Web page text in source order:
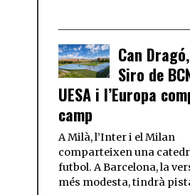
Can
Siro de
UESA i l’Europa
camp
A Milà, l’Inter i el Milan
comparteixen una
futbol. A Barcelona, la
més modesta, tindrà